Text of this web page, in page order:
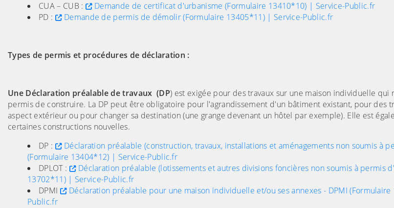
CUA – CUB :
Demande de certificat d'urbanisme (Formulaire 13410*10) | Service-Public.fr
PD :
Demande de permis de démolir (Formulaire 13405*11) | Service-Public.fr
Types de permis et procédures de déclaration :
Une Déclaration préalable de travaux (DP) est exigée pour des travaux sur une maison individuelle qui
permis de construire. La DP peut être obligatoire pour l'agrandissement d'un bâtiment existant, pour des
aspect extérieur ou pour changer sa destination (une grange devenant un hôtel par exemple). Elle est
certaines constructions nouvelles.
DP :
Déclaration préalable (construction, travaux, installations et aménagements non soumis à
(Formulaire 13404*12) | Service-Public.fr
DPLOT :
Déclaration préalable (lotissements et autres divisions foncières non soumis à permis
13702*11) | Service-Public.fr
DPMI
Déclaration préalable pour une maison individuelle et/ou ses annexes - DPMI
Public.fr